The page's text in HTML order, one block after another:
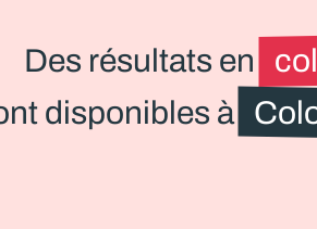
Des résultats en
disponibles à